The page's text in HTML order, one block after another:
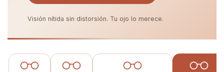
Visión nítida sin distorsión. Tu ojo lo merece.